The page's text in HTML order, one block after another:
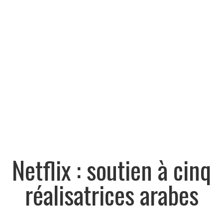
Netflix : soutien à cinq
réalisatrices arabes